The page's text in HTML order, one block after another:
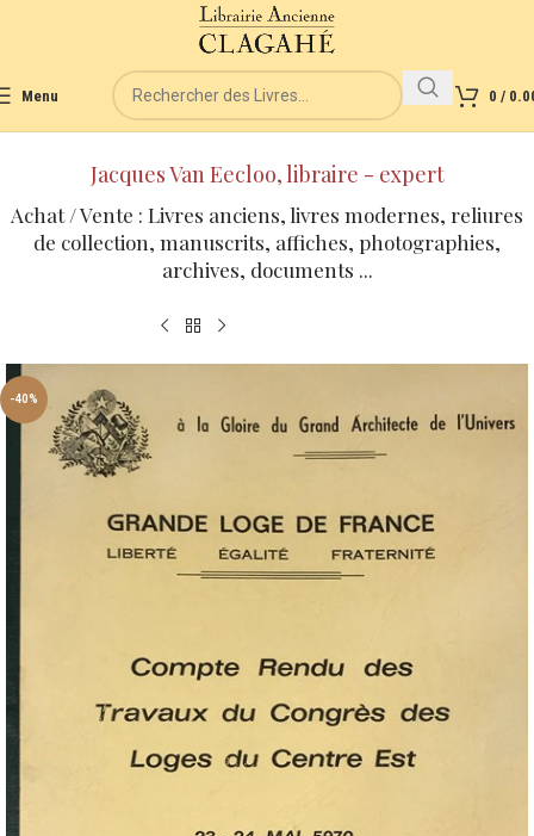
Menu 0 /
Jacques Van Eecloo, libraire - expert
Achat / Vente : Livres anciens, livres modernes, reliures
de collection, manuscrits, affiches, photographies,
archives, documents ...
-40%